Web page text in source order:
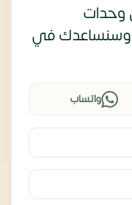
وحدات
وسنساعدك في
واتساب